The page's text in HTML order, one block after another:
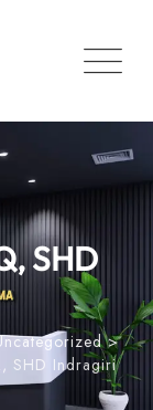
SHD
>
SHD Indragiri